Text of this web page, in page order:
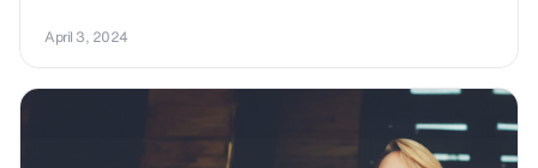
April 3, 2024